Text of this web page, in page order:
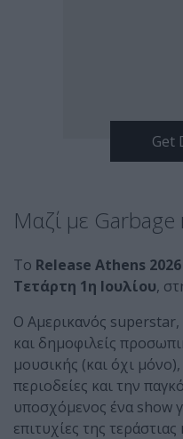
Μαζί με Garbage
Το Release Athens 2026
Τετάρτη 1η Ιουλίου,
Ο Αμερικανός superstar,
και δημοφιλείς
μουσικής (και όχι
περιοδείες και την
υποσχόμενος ένα show
επιτυχίες της